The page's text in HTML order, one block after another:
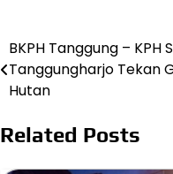
Navigasi
pos
BKPH Tanggung –
Tanggungharjo Tekan
Hutan
Related Posts